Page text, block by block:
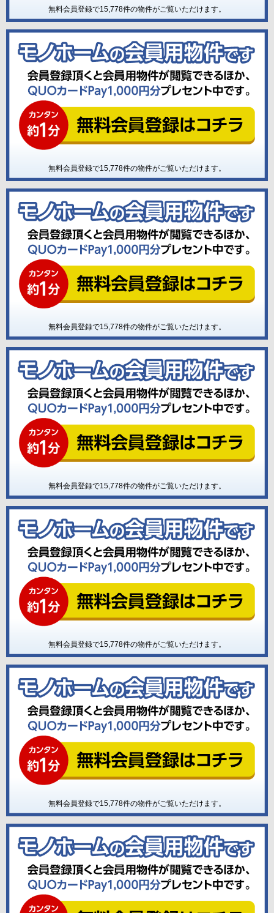
無料会員登録で15,778件の物件がご覧いただけます。
無料会員登録で15,778件の物件がご覧いただけます。
無料会員登録で15,778件の物件がご覧いただけます。
無料会員登録で15,778件の物件がご覧いただけます。
無料会員登録で15,778件の物件がご覧いただけます。
無料会員登録で15,778件の物件がご覧いただけます。